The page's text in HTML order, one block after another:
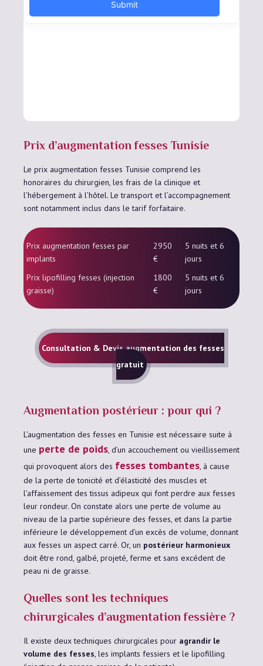
Prix d’augmentation fesses Tunisie
Le prix augmentation fesses Tunisie comprend les
honoraires du chirurgien, les frais de la clinique et
l’hébergement à l’hôtel. Le transport et l’accompagnement
sont notamment inclus dans le tarif forfaitaire.
Prix augmentation fesses par
implants
2950
€
5 nuits et 6
jours
Prix lipofilling fesses (injection
graisse)
1800
€
5 nuits et 6
jours
Consultation & Devis augmentation des fesses
gratuit
Augmentation postérieur : pour qui ?
L’augmentation des fesses en Tunisie est nécessaire suite à
une perte de poids, d’un accouchement ou vieillissement
qui provoquent alors des fesses tombantes, à cause
de la perte de tonicité et d’élasticité des muscles et
l’affaissement des tissus adipeux qui font perdre aux fesses
leur rondeur. On constate alors une perte de volume au
niveau de la partie supérieure des fesses, et dans la partie
inférieure le développement d’un excès de volume, donnant
aux fesses un aspect carré. Or, un postérieur harmonieux
doit être rond, galbé, projeté, ferme et sans excédent de
peau ni de graisse.
Quelles sont les techniques
chirurgicales d’augmentation fessière ?
Il existe deux techniques chirurgicales pour agrandir le
volume des fesses, les implants fessiers et le lipofilling